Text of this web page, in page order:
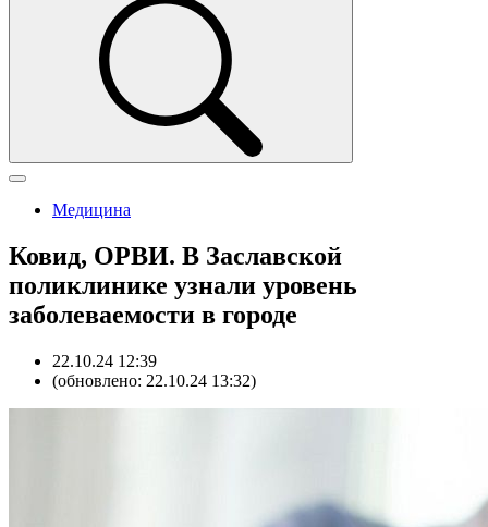
Медицина
Ковид, ОРВИ. В Заславской
поликлинике узнали уровень
заболеваемости в городе
22.10.24 12:39
(обновлено: 22.10.24 13:32)